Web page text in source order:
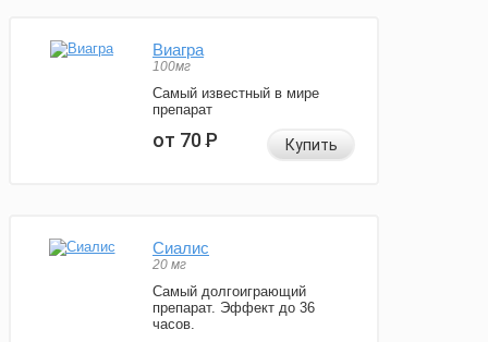
Виагра
100мг
Самый известный в мире
препарат
от 70Р Купить
Сиалис
20 мг
Самый долгоиграющий
препарат. Эффект до 36
часов.